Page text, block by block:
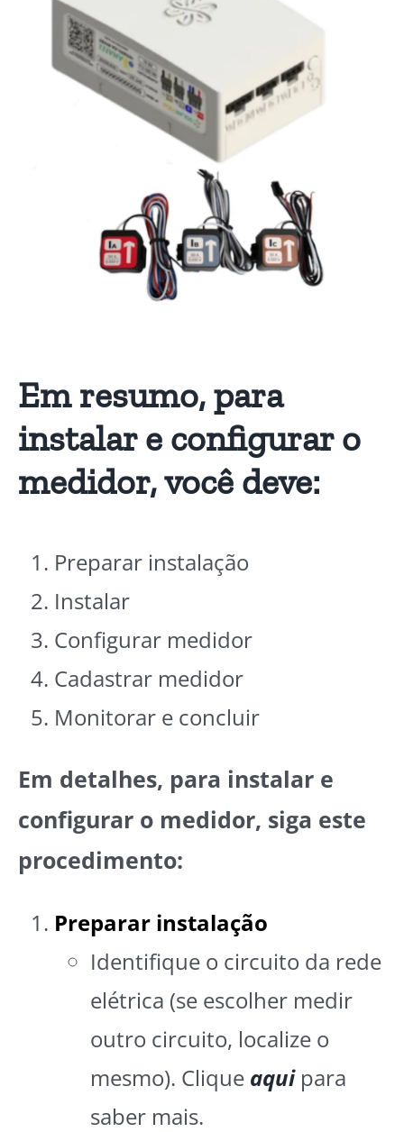
Em resumo, para
instalar e configurar o
medidor, você deve:
Preparar instalação
Instalar
Configurar medidor
Cadastrar medidor
Monitorar e concluir
Em detalhes, para instalar e
configurar o medidor, siga este
procedimento:
Preparar instalação
Identifique o circuito da rede
elétrica (se escolher medir
outro circuito, localize o
mesmo). Clique aqui para
saber mais.